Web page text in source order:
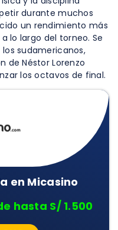
durante muchos
un rendimiento más
lo largo del torneo. Se
sudamericanos,
de Néstor Lorenzo
los octavos de final.
en Micasino
hasta S/ 1.500